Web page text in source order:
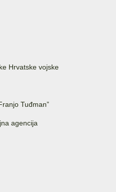
Hrvatske vojske
Tuđman”
agencija